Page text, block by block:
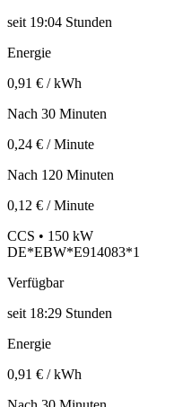
seit 19:04 Stunden
Energie
0,91 € / kWh
Nach 30 Minuten
0,24 € / Minute
Nach 120 Minuten
0,12 € / Minute
CCS • 150 kW
DE*EBW*E914083*1
Verfügbar
seit 18:29 Stunden
Energie
0,91 € / kWh